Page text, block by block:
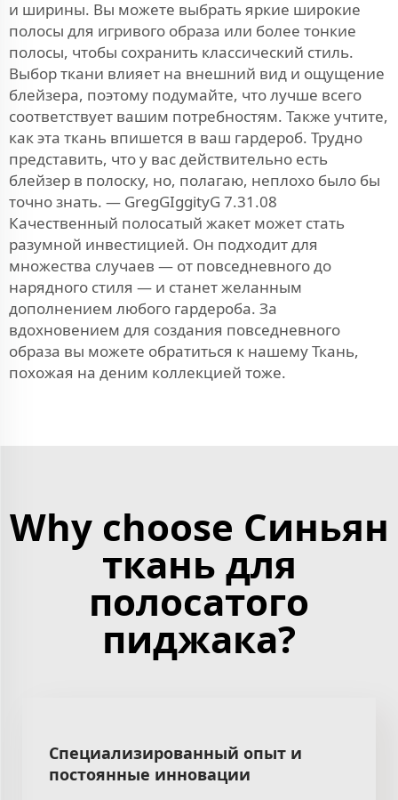
и ширины. Вы можете выбрать яркие широкие
полосы для игривого образа или более тонкие
полосы, чтобы сохранить классический стиль.
Выбор ткани влияет на внешний вид и ощущение
блейзера, поэтому подумайте, что лучше всего
соответствует вашим потребностям. Также учтите,
как эта ткань впишется в ваш гардероб. Трудно
представить, что у вас действительно есть
блейзер в полоску, но, полагаю, неплохо было бы
точно знать. — GregGIggityG 7.31.08
Качественный полосатый жакет может стать
разумной инвестицией. Он подходит для
множества случаев — от повседневного до
нарядного стиля — и станет желанным
дополнением любого гардероба. За
вдохновением для создания повседневного
образа вы можете обратиться к нашемуТкань,
похожая на деним коллекцией тоже.
Why choose Синьян
ткань для
полосатого
пиджака?
Специализированный опыт и
постоянные инновации